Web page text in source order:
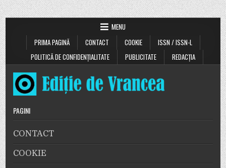
MENU
PRIMA PAGINĂ
CONTACT COOKIE
ISSN / ISSN-L
POLITICĂ DE CONFIDENȚIALITATE
PUBLICITATE REDACȚIA
PAGINI
CONTACT
COOKIE